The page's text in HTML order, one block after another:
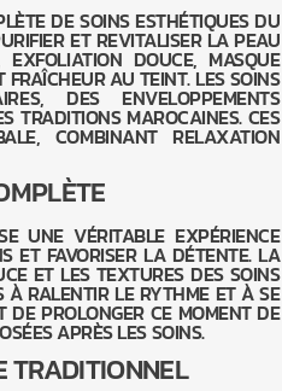
DE SOINS ESTHÉTIQUES DU
ET REVITALISER LA PEAU
DOUCE, MASQUE
AU TEINT. LES SOINS
DES ENVELOPPEMENTS
TRADITIONS MAROCAINES. CES
COMBINANT RELAXATION
UNE VÉRITABLE EXPÉRIENCE
ET FAVORISER LA DÉTENTE. LA
ET LES TEXTURES DES SOINS
À RALENTIR LE RYTHME ET À SE
DE PROLONGER CE MOMENT DE
APRÈS LES SOINS.
TRADITIONNEL